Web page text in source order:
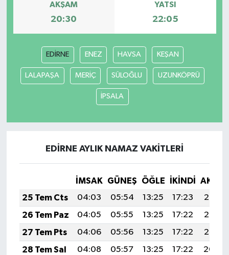
AKŞAM
20:30
YATSI
22:05
EDİRNE ENEZ HAVSA KEŞAN
LALAPAŞA MERİÇ SÜLOĞLU UZUNKÖPRÜ
İPSALA
EDİRNE AYLIK NAMAZ VAKITLERI
İMSAK GÜNEŞ ÖĞLE İKINDI
25 Tem Cts
04:03 05:54 13:25 17:23
20:47
26 Tem Paz
04:05 05:55 13:25 17:22
20:46
27 Tem Pts
04:06 05:56 13:25 17:22
20:45
28 Tem Sal
04:08 05:57 13:25 17:22
20:44